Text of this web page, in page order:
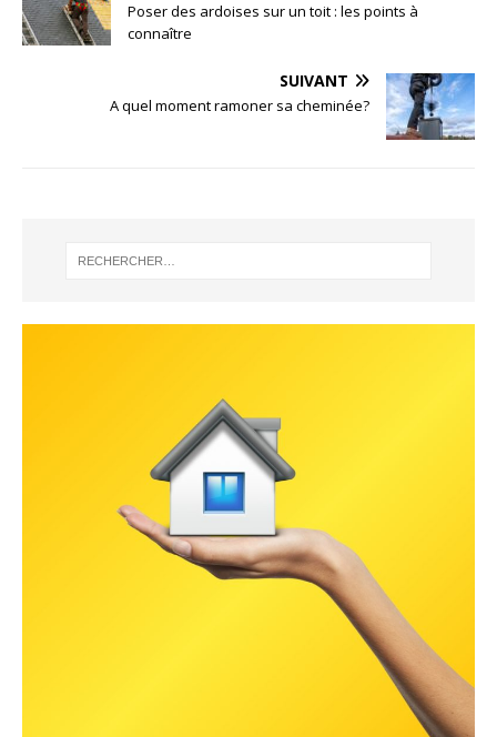
Poser des ardoises sur un toit : les points à
connaître
SUIVANT
A quel moment ramoner sa cheminée?